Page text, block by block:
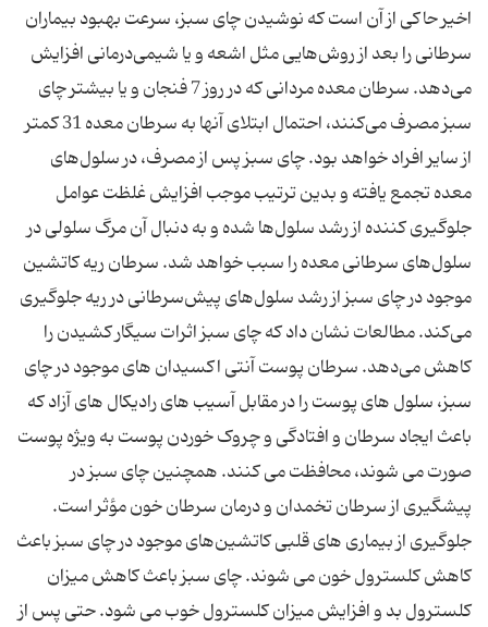
اخیر حاکی از آن است که نوشیدن چای سبز، سرعت بهبود بیماران
سرطانی را بعد از روش‌هایی مثل اشعه و یا شیمی‌درمانی افزایش
می‌دهد. سرطان معده مردانی که در روز 7 فنجان و یا بیشتر چای
سبز مصرف می‌کنند، احتمال ابتلای آنها به سرطان معده 31 کمتر
از سایر افراد خواهد بود. چای سبز پس از مصرف، در سلول‌های
معده تجمع یافته و بدین ترتیب موجب افزایش غلظت عوامل
جلوگیری کننده از رشد سلول‌ها شده و به دنبال آن مرگ سلولی در
سلول‌های سرطانی معده را سبب خواهد شد. سرطان ریه کاتشین
موجود در چای سبز از رشد سلول‌های پیش‌سرطانی در ریه جلوگیری
می‌کند. مطالعات نشان داد که چای سبز اثرات سیگار کشیدن را
کاهش می‌دهد. سرطان پوست آنتی اکسیدان های موجود در چای
سبز، سلول های پوست را در مقابل آسیب های رادیکال های آزاد که
باعث ایجاد سرطان و افتادگی و چروک خوردن پوست به ویژه پوست
صورت می شوند، محافظت می کنند. همچنین چای سبز در
پیشگیری از سرطان تخمدان و درمان سرطان خون مؤثر است.
جلوگیری از بیماری های قلبی کاتشین‌های موجود در چای سبز باعث
کاهش کلسترول خون می شوند. چای سبز باعث کاهش میزان
کلسترول بد و افزایش میزان کلسترول خوب می شود. حتی پس از